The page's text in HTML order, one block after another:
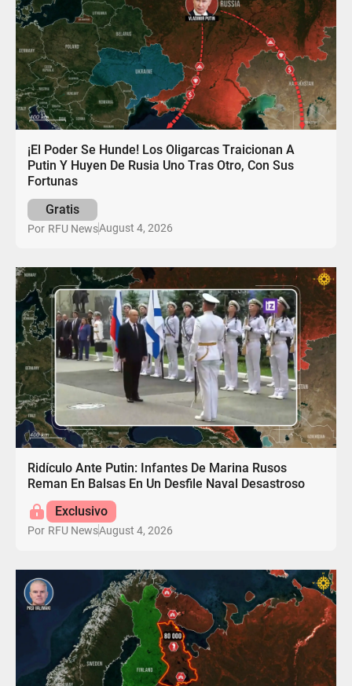
¡El Poder Se Hunde! Los Oligarcas Traicionan A
Putin Y Huyen De Rusia Uno Tras Otro, Con Sus
Fortunas
Gratis
Por RFU NewsAugust 4, 2026
Ridículo Ante Putin: Infantes De Marina Rusos
Reman En Balsas En Un Desfile Naval Desastroso
Exclusivo
Por RFU NewsAugust 4, 2026